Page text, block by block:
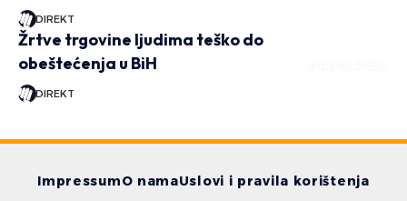
DIREKT
Žrtve trgovine ljudima teško do
obeštećenja u BiH
DIREKT
ImpressumO namaUslovi i pravila korištenja